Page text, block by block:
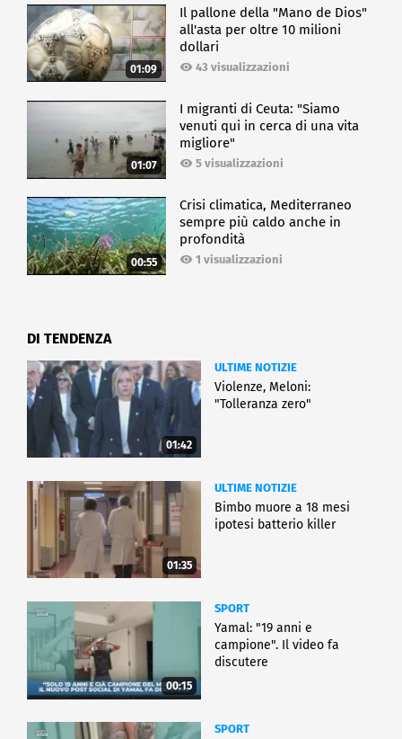
01:09
Il pallone della "Mano de Dios"
all'asta per oltre 10 milioni
dollari
43 visualizzazioni
01:07
I migranti di Ceuta: "Siamo
venuti qui in cerca di una vita
migliore"
5 visualizzazioni
00:55
Crisi climatica, Mediterraneo
sempre più caldo anche in
profondità
1 visualizzazioni
DI TENDENZA
01:42
ULTIME NOTIZIE
Violenze, Meloni:
"Tolleranza zero"
01:35
ULTIME NOTIZIE
Bimbo muore a 18 mesi
ipotesi batterio killer
00:15
SPORT
Yamal: "19 anni e
campione". Il video fa
discutere
SPORT